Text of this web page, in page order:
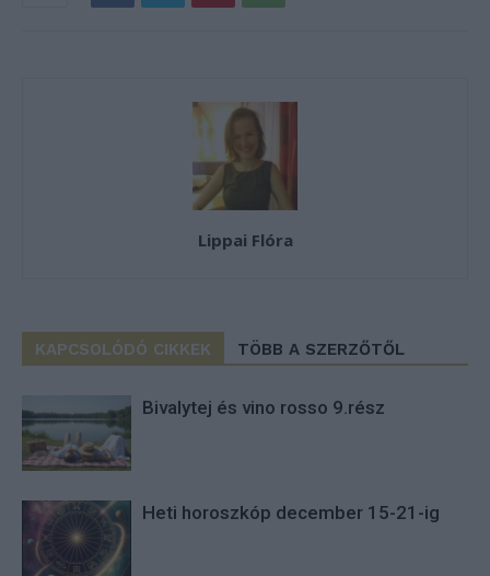
Lippai Flóra
KAPCSOLÓDÓ CIKKEK TÖBB A SZERZŐTŐL
Bivalytej és vino rosso 9.rész
Heti horoszkóp december 15-21-ig